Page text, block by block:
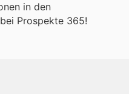
in den
bei Prospekte 365!